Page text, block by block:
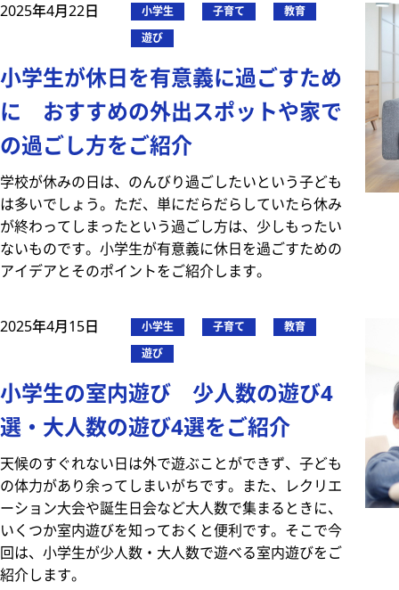
2025年4月22日 小学生 子育て
教育
遊び
小学生が休日を有意義に過ごすため
に おすすめの外出スポットや家で
の過ごし方をご紹介
学校が休みの日は、のんびり過ごしたいという子ども
は多いでしょう。ただ、単にだらだらしていたら休み
が終わってしまったという過ごし方は、少しもったい
ないものです。小学生が有意義に休日を過ごすための
アイデアとそのポイントをご紹介します。
2025年4月15日 小学生 子育て
教育
遊び
小学生の室内遊び 少人数の遊び4
選・大人数の遊び4選をご紹介
天候のすぐれない日は外で遊ぶことができず、子ども
の体力があり余ってしまいがちです。また、レクリエ
ーション大会や誕生日会など大人数で集まるときに、
いくつか室内遊びを知っておくと便利です。そこで今
回は、小学生が少人数・大人数で遊べる室内遊びをご
紹介します。